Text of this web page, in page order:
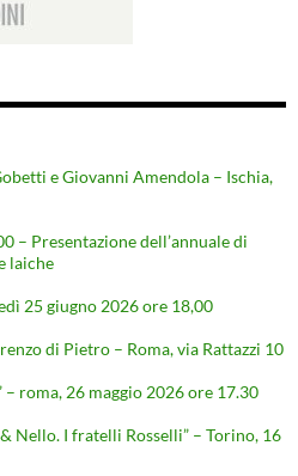
e Giovanni Amendola – Ischia,
– Presentazione dell’annuale di
laiche
25 giugno 2026 ore 18,00
di Pietro – Roma, via Rattazzi 10
roma, 26 maggio 2026 ore 17.30
Nello. I fratelli Rosselli” – Torino, 16